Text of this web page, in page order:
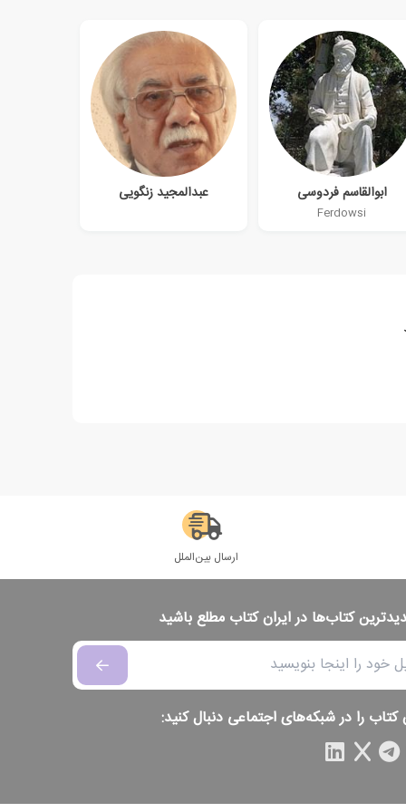
ابوالقاسم فردوسی
Ferdowsi
عبدالمجید زنگویی
ارسال بین‌الملل
کتاب‌ها در ایران کتاب مطلع باشید
کتاب را در شبکه‌های اجتماعی دنبال کنید: